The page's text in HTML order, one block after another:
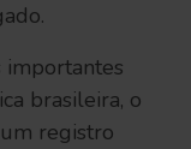
importantes
brasileira, o
registro